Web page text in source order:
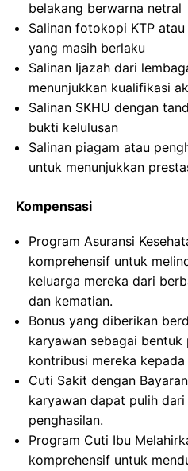
belakang berwarna netral
Salinan fotokopi KTP
yang masih berlaku
Salinan Ijazah dari
menunjukkan kualifikasi
Salinan SKHU dengan
bukti kelulusan
Salinan piagam atau
untuk menunjukkan
Kompensasi
Program Asuransi
komprehensif untuk
keluarga mereka dari
dan kematian.
Bonus yang diberikan
karyawan sebagai bentuk
kontribusi mereka kepada
Cuti Sakit dengan
karyawan dapat pulih
penghasilan.
Program Cuti Ibu
komprehensif untuk